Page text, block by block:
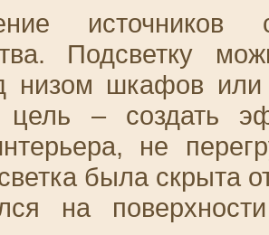
Подсветку
низом шкафов или
цель – создать
не
была скрыта
на